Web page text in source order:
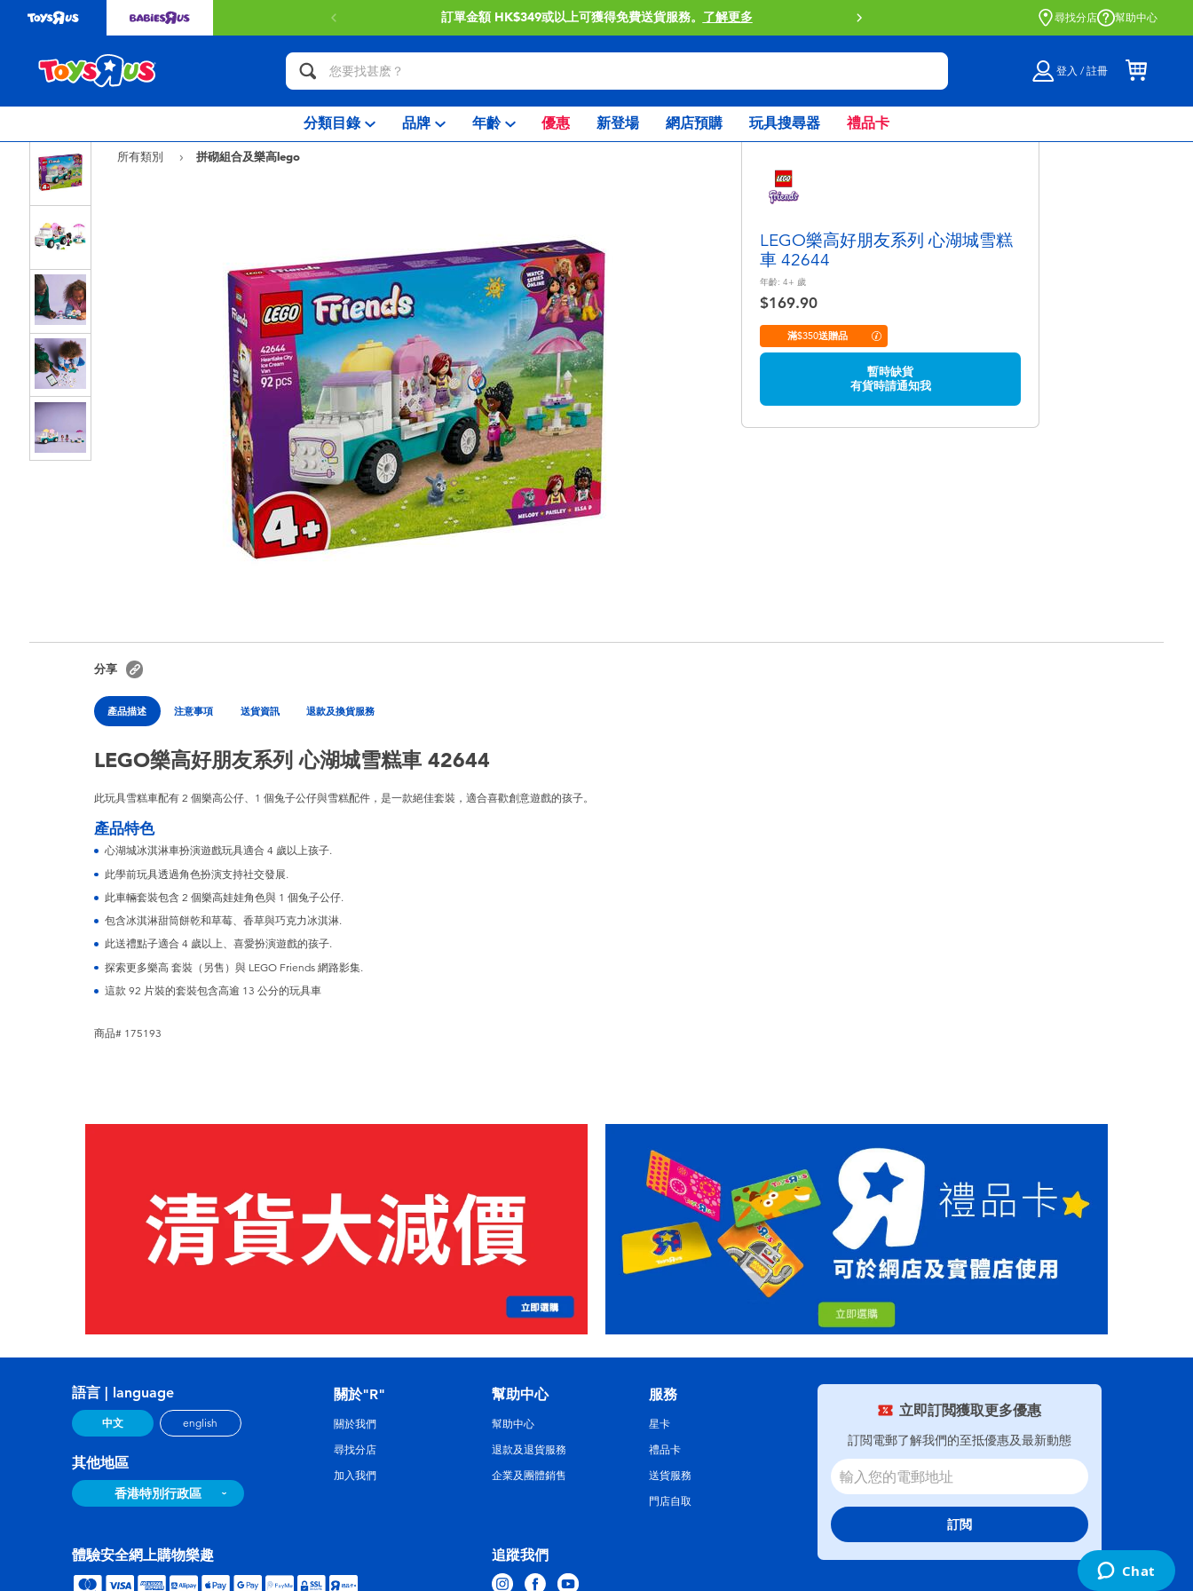
訂單金額 HK$349或以上可獲得免費送貨服務。 了解更多 門店自取服務 網上購買並在店內
尋找分店 幫助中心
登入 / 註冊
分類目錄 品牌 年齡 優惠 新登場 網店預購 玩具搜尋器 禮品卡
所有類別 拼砌組合及樂高lego
LEGO樂高好朋友系列 心湖城雪糕
車 42644
年齡: 4+ 歲
$169.90
滿$350送贈品
暫時缺貨
有貨時請通知我
分享
產品描述 注意事項 送貨資訊 退款及換貨服務
LEGO樂高好朋友系列 心湖城雪糕車 42644
此玩具雪糕車配有 2 個樂高公仔、1 個兔子公仔與雪糕配件，是一款絕佳套裝，適合喜歡創意遊戲的孩子。
產品特色
心湖城冰淇淋車扮演遊戲玩具適合 4 歲以上孩子.
此學前玩具透過角色扮演支持社交發展.
此車輛套裝包含 2 個樂高娃娃角色與 1 個兔子公仔.
包含冰淇淋甜筒餅乾和草莓、香草與巧克力冰淇淋.
此送禮點子適合 4 歲以上、喜愛扮演遊戲的孩子.
探索更多樂高 套裝（另售）與 LEGO Friends 網路影集.
這款 92 片裝的套裝包含高逾 13 公分的玩具車
商品# 175193
立即訂閲獲取更多優惠
訂閲電郵了解我們的至抵優惠及最新動態
訂閲
語言 | language
中文 english
其他地區
香港特別行政區
追蹤我們
關於"R"
關於我們
尋找分店
加入我們
幫助中心
幫助中心
退款及退貨服務
企業及團體銷售
服務
星卡
禮品卡
送貨服務
門店自取
體驗安全網上購物樂趣